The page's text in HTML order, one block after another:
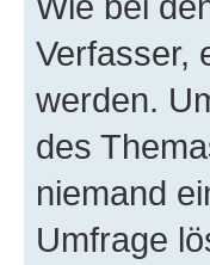
Verfasser,
werden.
des
niemand
Umfrage